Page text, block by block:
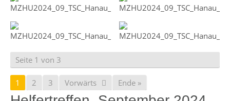
Seite 1 von 3
1 2 3 Vorwärts Ende »